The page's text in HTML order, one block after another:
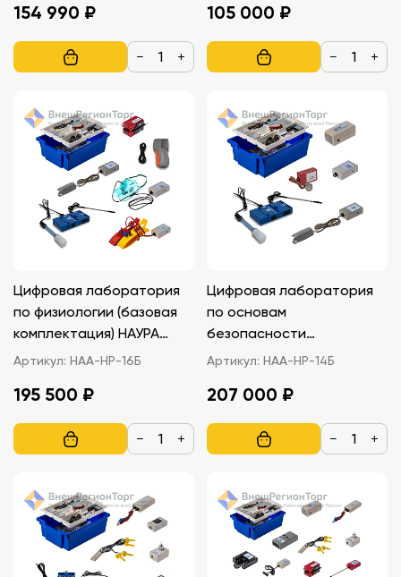
154 990 ₽
− +
105 000 ₽
− +
Цифровая лаборатория
по физиологии (базовая
комплектация) НАУРА
ПЛЮС
Артикул: НАА-НР-16Б
195 500 ₽
− +
Цифровая лаборатория
по основам
безопасности
жизнедеятельности
Родины (ОБЗР) (базовая
комплектация) НАУРА
Артикул: НАА-НР-14Б
207 000 ₽
− +